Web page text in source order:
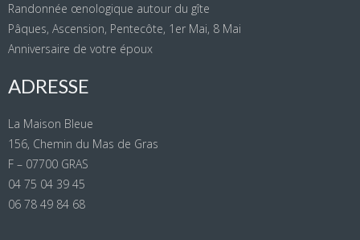
Randonnée œnologique autour du gîte
Pâques, Ascension, Pentecôte, 1er Mai, 8 Mai
Anniversaire de votre époux
ADRESSE
La Maison Bleue
156, Chemin du Mas de Gras
F – 07700 GRAS
04 75 04 39 45
06 78 49 84 68